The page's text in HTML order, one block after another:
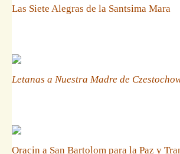
Las Siete Alegras de la Santsima Mara
Letanas a Nuestra Madre de
Oracin a San Bartolom para la Paz y